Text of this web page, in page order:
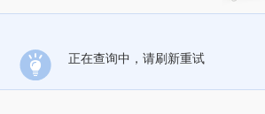
正在查询中，请刷新重试